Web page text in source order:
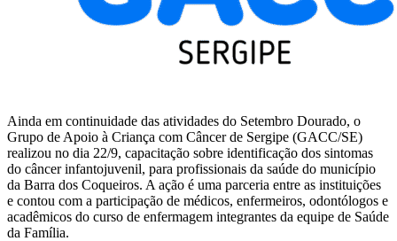
Ainda em continuidade das atividades do Setembro Dourado, o
Grupo de Apoio à Criança com Câncer de Sergipe (GACC/SE)
realizou no dia 22/9, capacitação sobre identificação dos sintomas
do câncer infantojuvenil, para profissionais da saúde do município
da Barra dos Coqueiros. A ação é uma parceria entre as instituições
e contou com a participação de médicos, enfermeiros, odontólogos e
acadêmicos do curso de enfermagem integrantes da equipe de Saúde
da Família.